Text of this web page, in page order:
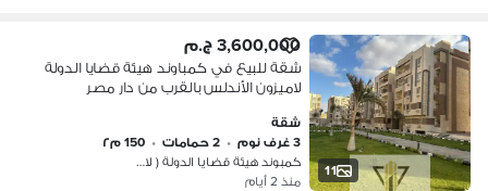
11
3,600,000 ج.م
شقة للبيع في كمباوند هيئة قضايا الدولة
لاميزون الأندلس بالقرب من دار مصر
وماونتن فيو وميفيدا
شقة
3 غرف نوم
• 2 حمامات • 150 م٢
كمبوند هيئة قضايا الدولة ( لاميزون …
منذ 2 أيام